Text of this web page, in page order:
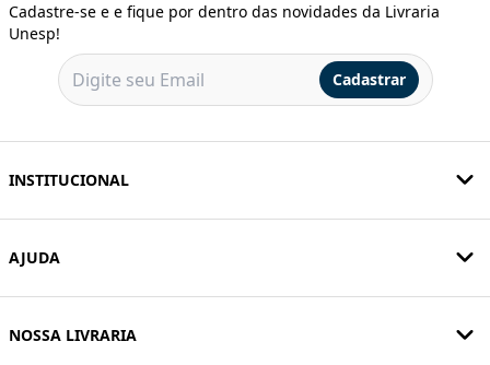
Cadastre-se e e fique por dentro das novidades da Livraria
Unesp!
Cadastrar
INSTITUCIONAL
AJUDA
NOSSA LIVRARIA